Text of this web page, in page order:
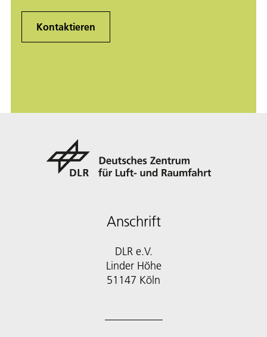
Kontaktieren
Anschrift
DLR e.V.
Linder Höhe
51147 Köln